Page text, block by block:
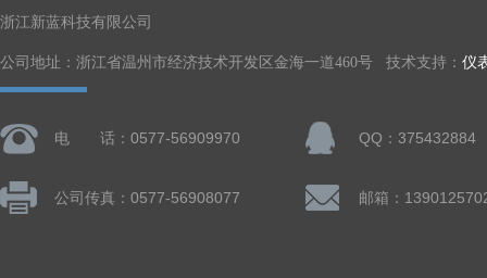
浙江新蓝科技有限公司
公司地址：浙江省温州市经济技术开发区金海一道460号 技术支持： 仪
电 话：0577-56909970 QQ：375432884
公司传真：0577-56908077